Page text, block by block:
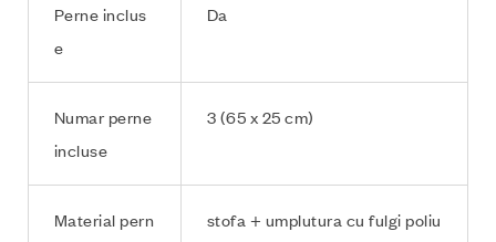
Perne inclus
e
Da
Numar perne
incluse
3 (65 x 25 cm)
Material pern
stofa + umplutura cu fulgi poliu